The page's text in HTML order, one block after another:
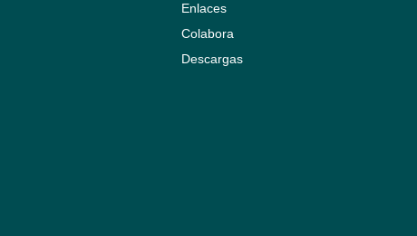
Enlaces
Colabora
Descargas